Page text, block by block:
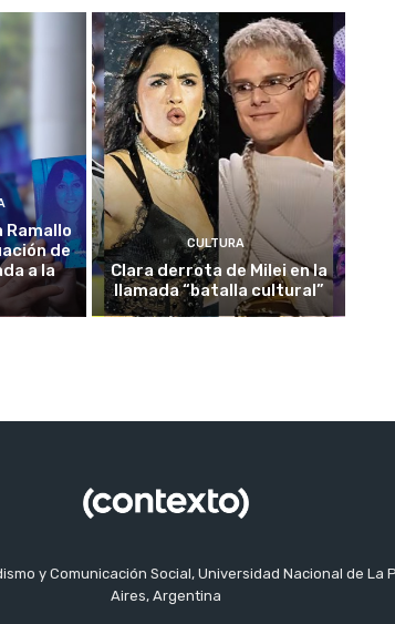
Ramallo
de
a la
CULTURA
Clara derrota de Milei en la
llamada “batalla cultural”
y Comunicación Social, Universidad Nacional de La
Aires, Argentina